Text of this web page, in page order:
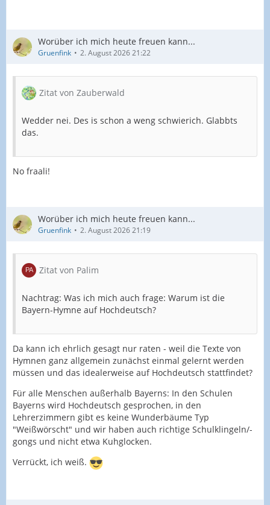
Worüber ich mich heute freuen kann...
Gruenfink 2. August 2026 21:22
Zitat von Zauberwald
Wedder nei. Des is schon a weng schwierich. Glabbts
das.
No fraali!
Worüber ich mich heute freuen kann...
Gruenfink 2. August 2026 21:19
Zitat von Palim
Nachtrag: Was ich mich auch frage: Warum ist die
Bayern-Hymne auf Hochdeutsch?
Da kann ich ehrlich gesagt nur raten - weil die Texte von
Hymnen ganz allgemein zunächst einmal gelernt werden
müssen und das idealerweise auf Hochdeutsch stattfindet?
Für alle Menschen außerhalb Bayerns: In den Schulen
Bayerns wird Hochdeutsch gesprochen, in den
Lehrerzimmern gibt es keine Wunderbäume Typ
"Weißwörscht" und wir haben auch richtige Schulklingeln/-
gongs und nicht etwa Kuhglocken.
Verrückt, ich weiß.